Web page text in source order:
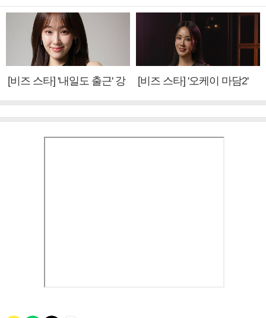
[비즈 스타] '내일도 출근' 강
[비즈 스타] '오케이 마담2'